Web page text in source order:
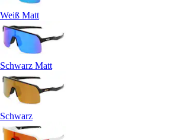
Weiß Matt
Schwarz Matt
Schwarz